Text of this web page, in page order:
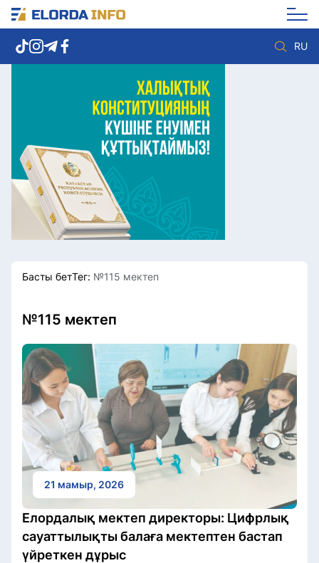
RU
Елорда жаңалықтары
Көзқарас
Саясат
Видео
Әлеумет
Экономика
Спорт
Мәдениет
Басты бетТег: №115 мектеп
№115 мектеп
21 мамыр, 2026
Елордалық мектеп директоры: Цифр­лық
сауаттылықты балаға мектептен бастап
үйреткен дұрыс